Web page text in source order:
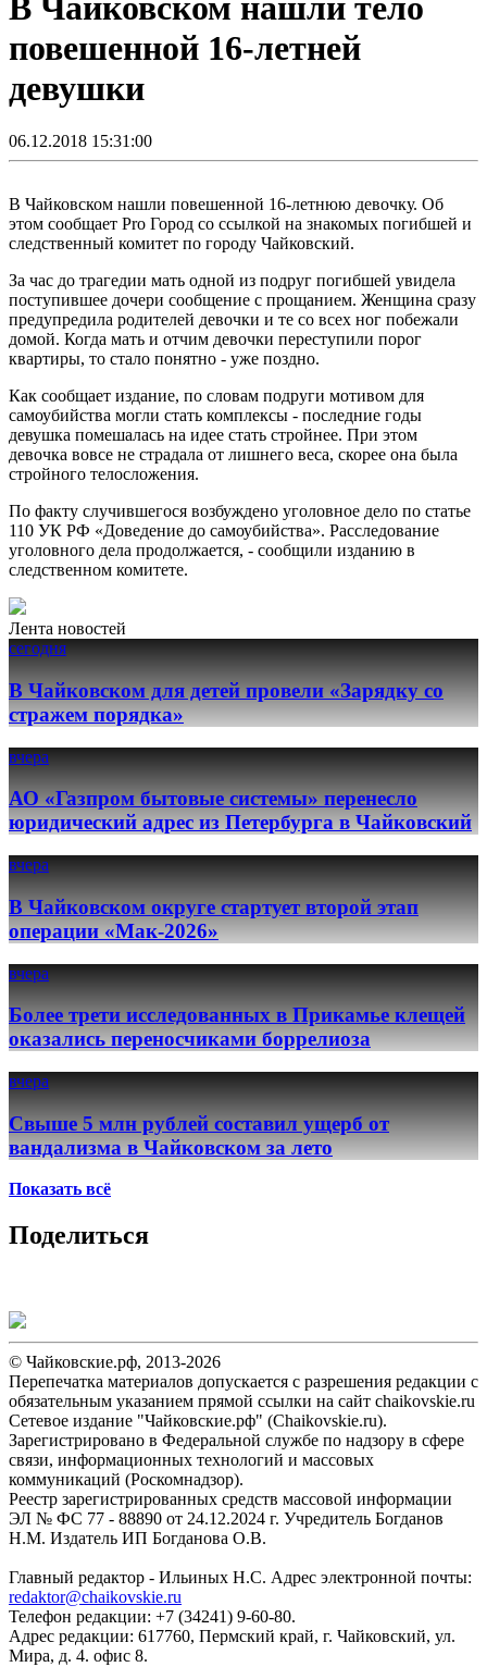
повешенной 16-летней
девушки
06.12.2018 15:31:00
В Чайковском нашли повешенной 16-летнюю девочку. Об
этом сообщает Pro Город со ссылкой на знакомых погибшей и
следственный комитет по городу Чайковский.
За час до трагедии мать одной из подруг погибшей увидела
поступившее дочери сообщение с прощанием. Женщина сразу
предупредила родителей девочки и те со всех ног побежали
домой. Когда мать и отчим девочки переступили порог
квартиры, то стало понятно - уже поздно.
Как сообщает издание, по словам подруги мотивом для
самоубийства могли стать комплексы - последние годы
девушка помешалась на идее стать стройнее. При этом
девочка вовсе не страдала от лишнего веса, скорее она была
стройного телосложения.
По факту случившегося возбуждено уголовное дело по статье
110 УК РФ «Доведение до самоубийства». Расследование
уголовного дела продолжается, - сообщили изданию в
следственном комитете.
Лента новостей
сегодня
В Чайковском для детей провели «Зарядку со
стражем порядка»
вчера
АО «Газпром бытовые системы» перенесло
юридический адрес из Петербурга в Чайковский
вчера
В Чайковском округе стартует второй этап
операции «Мак-2026»
вчера
Более трети исследованных в Прикамье клещей
оказались переносчиками боррелиоза
вчера
Свыше 5 млн рублей составил ущерб от
вандализма в Чайковском за лето
Показать всё
Поделиться
© Чайковские.рф, 2013-2026
Перепечатка материалов допускается с разрешения редакции с
обязательным указанием прямой ссылки на сайт chaikovskie.ru
Сетевое издание "Чайковские.рф" (Chaikovskie.ru).
Зарегистрировано в Федеральной службе по надзору в сфере
связи, информационных технологий и массовых
коммуникаций (Роскомнадзор).
Реестр зарегистрированных средств массовой информации
ЭЛ № ФС 77 - 88890 от 24.12.2024 г. Учредитель Богданов
Н.М. Издатель ИП Богданова О.В.
Главный редактор - Ильиных Н.С. Адрес электронной почты:
redaktor@chaikovskie.ru
Телефон редакции: +7 (34241) 9-60-80.
Адрес редакции: 617760, Пермский край, г. Чайковский, ул.
Мира, д. 4. офис 8.